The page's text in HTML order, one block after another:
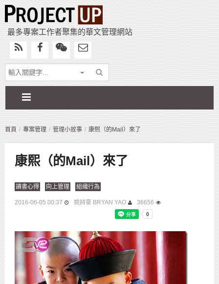
最多專案工作者聚集的華文管理網站
首頁 專案管理 管理小故事 康熙（的Mail）來了
康熙（的Mail）來了
讀書心得 向上管理 組織行為
2016-06-05 00:37 姚詩豪 BRYAN YAO 36656